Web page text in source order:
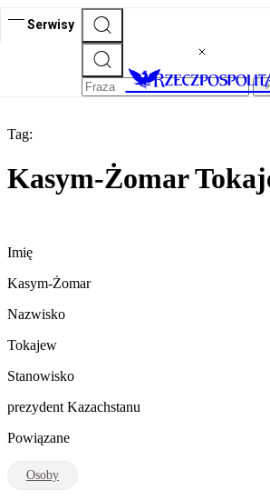
Serwisy
Tag:
Kasym-Żomar
Imię
Kasym-Żomar
Nazwisko
Tokajew
Stanowisko
prezydent Kazachstanu
Powiązane
Osoby